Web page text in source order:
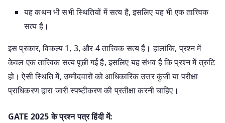
यह कथन भी सभी स्थितियों में सत्य है, इसलिए यह भी एक तात्त्विक
सत्य है।
इस प्रकार, विकल्प 1, 3, और 4 तात्त्विक सत्य हैं। हालांकि, प्रश्न में
केवल एक तात्त्विक सत्य पूछी गई है, इसलिए यह संभव है कि प्रश्न में त्रुटि
हो। ऐसी स्थिति में, उम्मीदवारों को आधिकारिक उत्तर कुंजी या परीक्षा
प्राधिकरण द्वारा जारी स्पष्टीकरण की प्रतीक्षा करनी चाहिए।
GATE 2025 के प्रश्न पत्र हिंदी में: